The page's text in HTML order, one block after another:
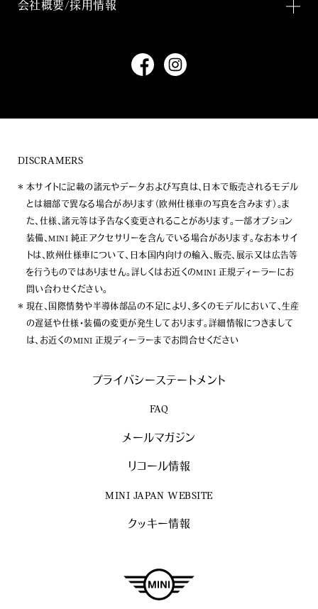
会社概要/採用情報
DISCRAMERS
本サイトに記載の諸元やデータおよび写真は、日本で販売されるモデル
とは細部で異なる場合があります（欧州仕様車の写真を含みます）。ま
た、仕様、諸元等は予告なく変更されることがあります。一部オプション
装備、MINI 純正アクセサリーを含んでいる場合があります。なお本サイ
トは、欧州仕様車について、日本国内向けの輸入、販売、展示又は広告等
を行うものではありません。詳しくはお近くのMINI 正規ディーラーにお
問い合わせください。
現在、国際情勢や半導体部品の不足により、多くのモデルにおいて、生産
の遅延や仕様・装備の変更が発生しております。詳細情報につきまして
は、お近くのMINI 正規ディーラーまでお問合せください
プライバシーステートメント
FAQ
メールマガジン
リコール情報
MINI JAPAN WEBSITE
クッキー情報